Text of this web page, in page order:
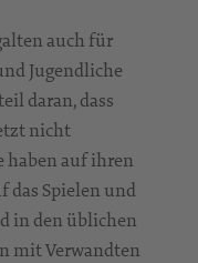
auch für
Jugendliche
daran, dass
nicht
haben auf ihren
das Spielen und
in den üblichen
mit Verwandten